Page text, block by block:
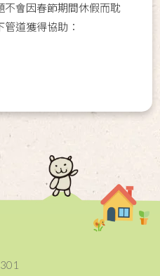
不會因春節期間休假而耽
管道獲得協助：